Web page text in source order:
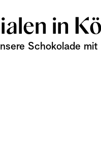
in
Schokolade